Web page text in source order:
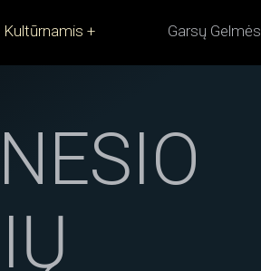
Kultūrnamis Garsų Gelmės